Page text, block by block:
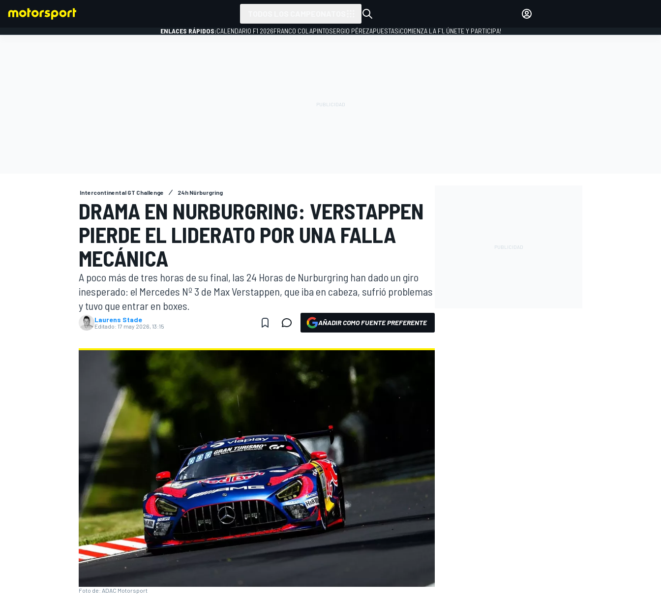
INDYCAR
NASCAR CUP
INICIAR SESIÓN
ENLACES RÁPIDOS:CALENDARIO F1 2026FRANCO COLAPINTOSERGIO PÉREZAPUESTAS¡COMIENZA LA F1, ÚNETE Y PARTICIPA!
Intercontinental GT Challenge 24h Nürburgring
DRAMA EN NURBURGRING: VERSTAPPEN
PIERDE EL LIDERATO POR UNA FALLA
MECÁNICA
A poco más de tres horas de su final, las 24 Horas de Nurburgring han dado un giro
inesperado: el Mercedes Nº 3 de Max Verstappen, que iba en cabeza, sufrió problemas
y tuvo que entrar en boxes.
Laurens Stade
Editado: 17 may 2026, 13:15 AÑADIR COMO FUENTE PREFERENTE
Foto de: ADAC Motorsport